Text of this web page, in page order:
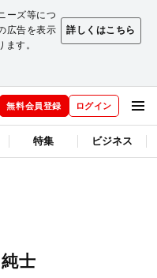
ーズ等につ
広告を表示
す。
詳しくはこちら
無料会員登録 ログイン
特集 ビジネス
士